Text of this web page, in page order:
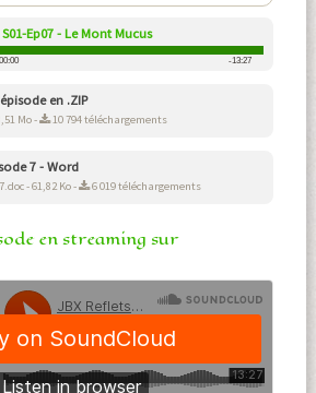
S01-Ep07 - Le Mont Mucus
00:00 -13:27
en .ZIP
Mo - 10 794 téléchargements
7 - Word
- 61,82 Ko - 6 019 téléchargements
en streaming sur